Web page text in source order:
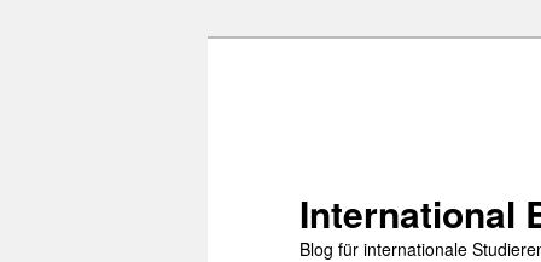
International
Blog für internationale